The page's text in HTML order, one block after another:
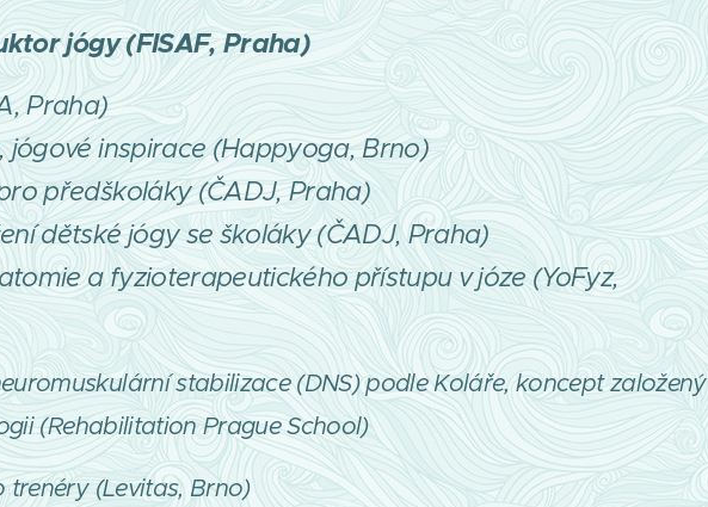
jógy (FISAF, Praha)
Praha)
jógové inspirace (Happyoga, Brno)
předškoláky (ČADJ, Praha)
dětské jógy se školáky (ČADJ, Praha)
a fyzioterapeutického přístupu v józe (YoFyz,
stabilizace (DNS) podle Koláře, koncept založený
(Rehabilitation Prague School)
(Levitas, Brno)